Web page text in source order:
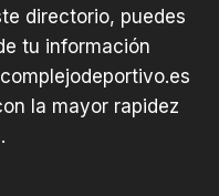
directorio, puedes
tu información
la mayor rapidez